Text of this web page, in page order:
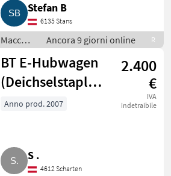
Stefan B
6135 Stans
Macchinari
elevatori
e per
magazzino
/
Carrello
elevatore
Ancora 9 giorni online R
BT E-Hubwagen
(Deichselstapler,
Stapler) Modell
2.400
€
IVA
indetraibile
Anno prod. 2007
S .
4612 Scharten